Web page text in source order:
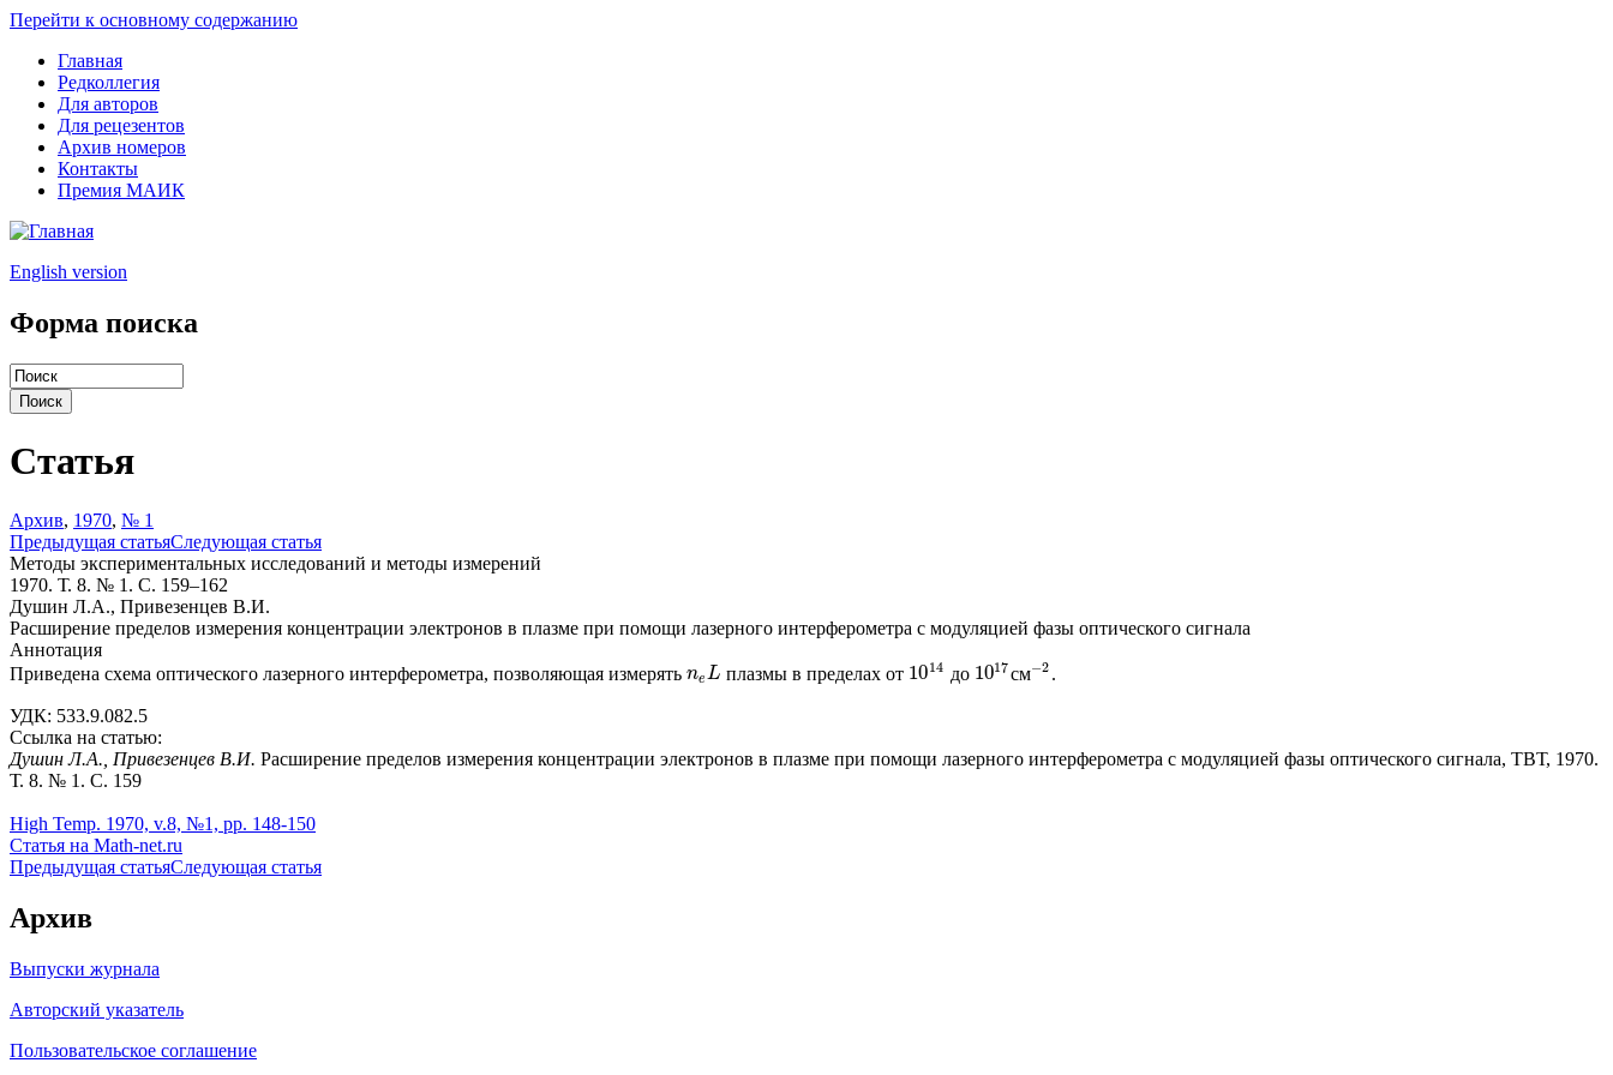
Перейти к основному содержанию
Главная
Редколлегия
Для авторов
Для рецезентов
Архив номеров
Контакты
Премия МАИК
English version
Форма поиска
Статья
Архив, 1970, № 1
Предыдущая статьяСледующая статья
Методы экспериментальных исследований и методы измерений
1970. Т. 8. № 1. С. 159–162
Душин Л.А., Привезенцев В.И.
Расширение пределов измерения концентрации электронов в плазме при помощи лазерного интерферометра с модуляцией фазы оптического сигнала
Аннотация
Приведена схема оптического лазерного интерферометра, позволяю­щая измерять neL
neL плазмы в пределах от 1014
1014 до 1017
1017см−2
−2.
УДК: 533.9.082.5
Ссылка на статью:
Душин Л.А., Привезенцев В.И. Расширение пределов измерения концентрации электронов в плазме при помощи лазерного интерферометра с модуляцией фазы оптического сигнала, ТВТ, 1970.
Т. 8. № 1. С. 159
High Temp. 1970, v.8, №1, pp. 148-150
Статья на Math-net.ru
Предыдущая статьяСледующая статья
Архив
Выпуски журнала
Авторский указатель
Пользовательское соглашение